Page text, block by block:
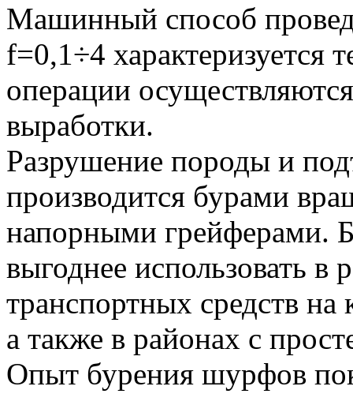
Машинный способ
f=0,1÷4 характеризуется
операции
выработки.
Разрушение породы и
производится бурами
напорными грейферами.
выгоднее использовать в
транспортных средств
а также в районах с
Опыт бурения шурфов